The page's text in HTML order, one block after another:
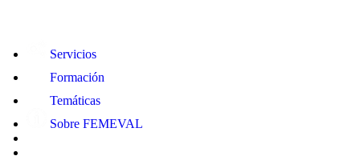
Servicios
Formación
Temáticas
Sobre FEMEVAL